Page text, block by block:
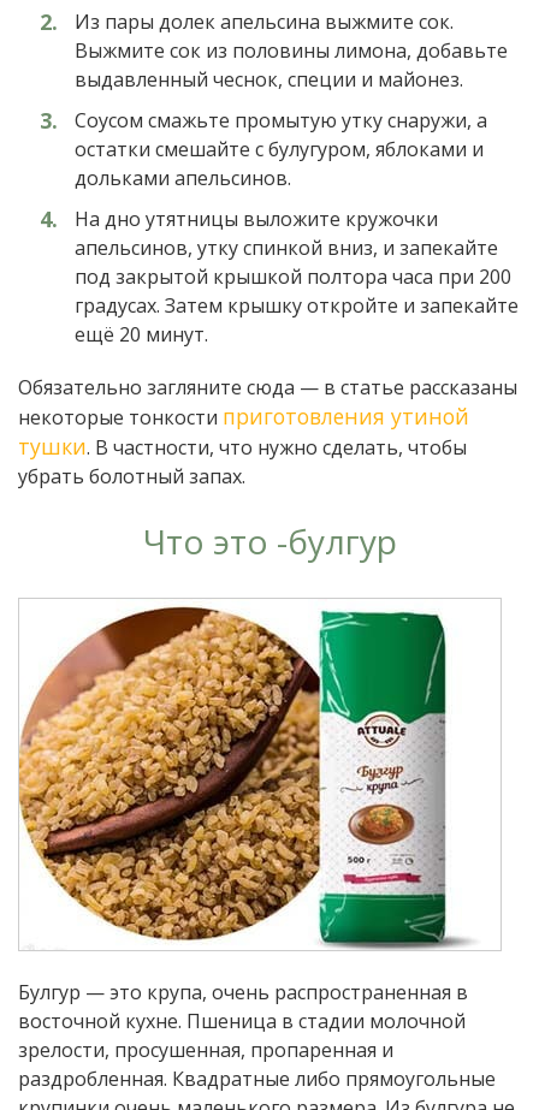
Из пары долек апельсина выжмите сок.
Выжмите сок из половины лимона, добавьте
выдавленный чеснок, специи и майонез.
Соусом смажьте промытую утку снаружи, а
остатки смешайте с булугуром, яблоками и
дольками апельсинов.
На дно утятницы выложите кружочки
апельсинов, утку спинкой вниз, и запекайте
под закрытой крышкой полтора часа при 200
градусах. Затем крышку откройте и запекайте
ещё 20 минут.
Обязательно загляните сюда — в статье рассказаны
некоторые тонкости приготовления утиной
тушки. В частности, что нужно сделать, чтобы
убрать болотный запах.
Что это -булгур
Булгур — это крупа, очень распространенная в
восточной кухне. Пшеница в стадии молочной
зрелости, просушенная, пропаренная и
раздробленная. Квадратные либо прямоугольные